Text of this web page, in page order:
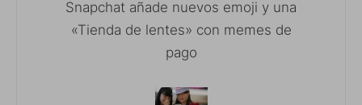
Snapchat añade nuevos emoji y una
«Tienda de lentes» con memes de
pago